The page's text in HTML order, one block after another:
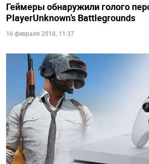
Геймеры обнаружили голого
PlayerUnknown’s Battlegrounds
16 февраля 2018, 11:37